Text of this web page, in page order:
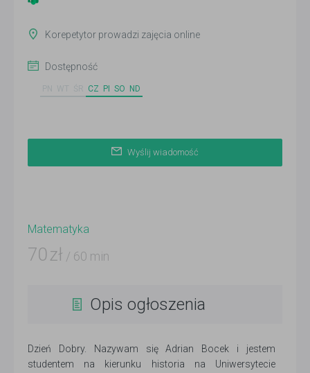
Korepetytor prowadzi zajęcia online
Dostępność
CZ PI SO ND
Wyślij wiadomość
Matematyka
70 zł / 60 min
Opis ogłoszenia
Dzień Dobry. Nazywam się Adrian Bocek i jestem
studentem na kierunku historia na Uniwersytecie